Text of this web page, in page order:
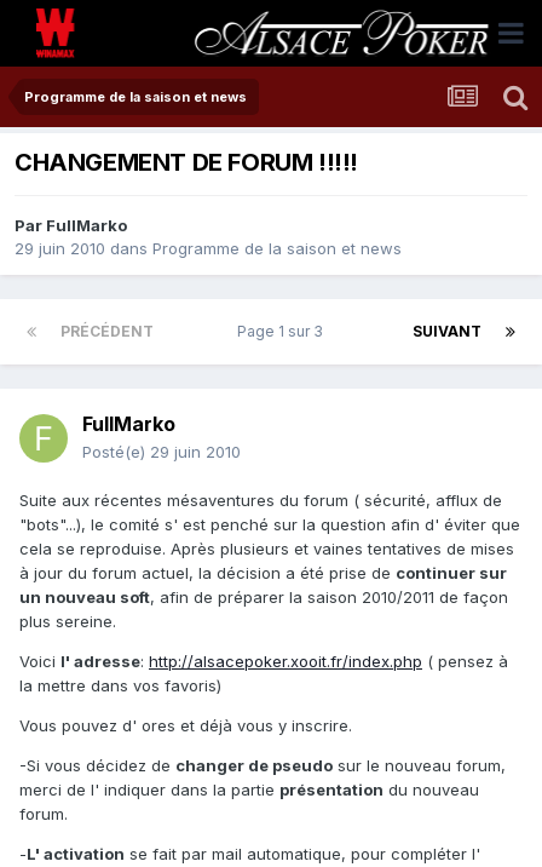
Programme de la saison et news
CHANGEMENT DE FORUM !!!!!
Par FullMarko
29 juin 2010 dans Programme de la saison et news
PRÉCÉDENT SUIVANT
Page 1 sur 3
FullMarko
Posté(e) 29 juin 2010
Suite aux récentes mésaventures du forum ( sécurité, afflux de
"bots"...), le comité s' est penché sur la question afin d' éviter que
cela se reproduise. Après plusieurs et vaines tentatives de mises
à jour du forum actuel, la décision a été prise de continuer sur
un nouveau soft, afin de préparer la saison 2010/2011 de façon
plus sereine.
Voici l' adresse: http://alsacepoker.xooit.fr/index.php ( pensez à
la mettre dans vos favoris)
Vous pouvez d' ores et déjà vous y inscrire.
-Si vous décidez de changer de pseudo sur le nouveau forum,
merci de l' indiquer dans la partie présentation du nouveau
forum.
-L' activation se fait par mail automatique, pour compléter l'